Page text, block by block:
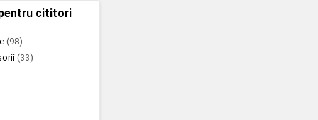
cititori
(98)
(33)